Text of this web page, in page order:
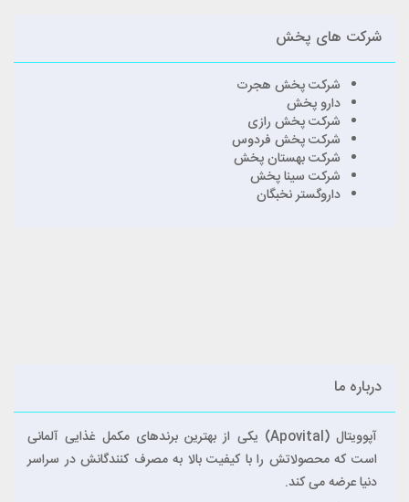
شرکت های پخش
شرکت پخش هجرت
دارو پخش
شرکت پخش رازی
شرکت پخش فردوس
شرکت بهستان پخش
شرکت سینا پخش
داروگستر نخبگان
درباره ما
آپوویتال (Apovital) یکی از بهترین برندهای مکمل غذایی آلمانی
است که محصولاتش را با کیفیت بالا به مصرف کنندگانش در سراسر
دنیا عرضه می کند.